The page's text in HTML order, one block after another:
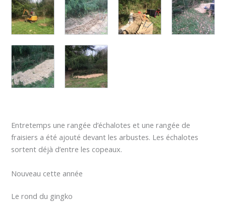
Entretemps une rangée d’échalotes et une rangée de
fraisiers a été ajouté devant les arbustes. Les échalotes
sortent déjà d’entre les copeaux.
Nouveau cette année
Le rond du gingko